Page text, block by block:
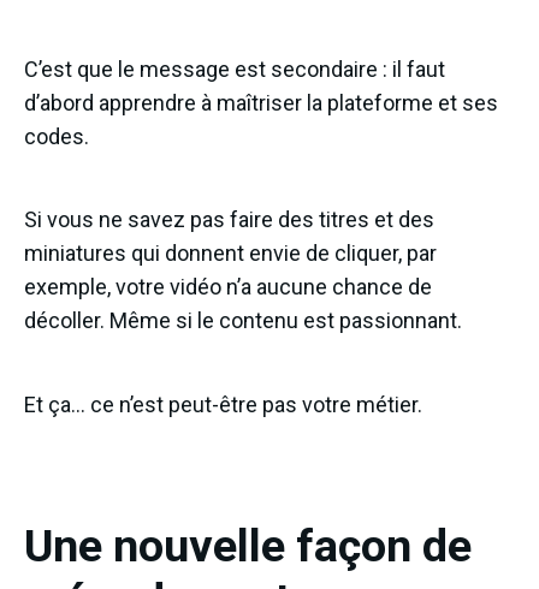
C’est que le message est secondaire : il faut
d’abord apprendre à maîtriser la plateforme et ses
codes.
Si vous ne savez pas faire des titres et des
miniatures qui donnent envie de cliquer, par
exemple, votre vidéo n’a aucune chance de
décoller. Même si le contenu est passionnant.
Et ça… ce n’est peut-être pas votre métier.
Une nouvelle façon de